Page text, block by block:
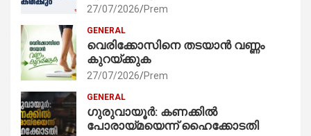
27/07/2026 Prem
GENERAL
വെരിക്കോസിനെ തടയാൻ വണ്ണം
കുറയ്ക്കുക
27/07/2026 Prem
GENERAL
ഗുരുവായൂർ: കണക്കിൽ
പോരായ്മയെന്ന് ഹൈക്കോടതി